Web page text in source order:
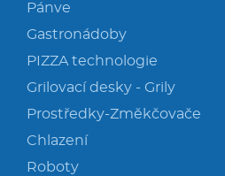
Pánve
Gastronádoby
PIZZA technologie
Grilovací desky - Grily
Prostředky-Změkčovače
Chlazení
Roboty